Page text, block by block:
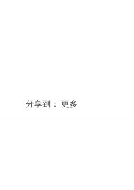
分享到： 更多